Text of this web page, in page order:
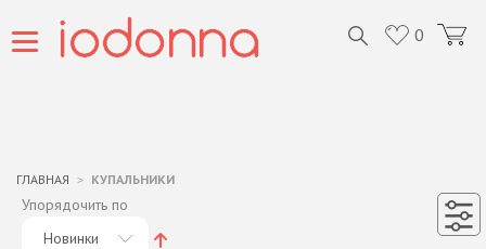
0
ГЛАВНАЯ КУПАЛЬНИКИ
Упорядочить по
Новинки